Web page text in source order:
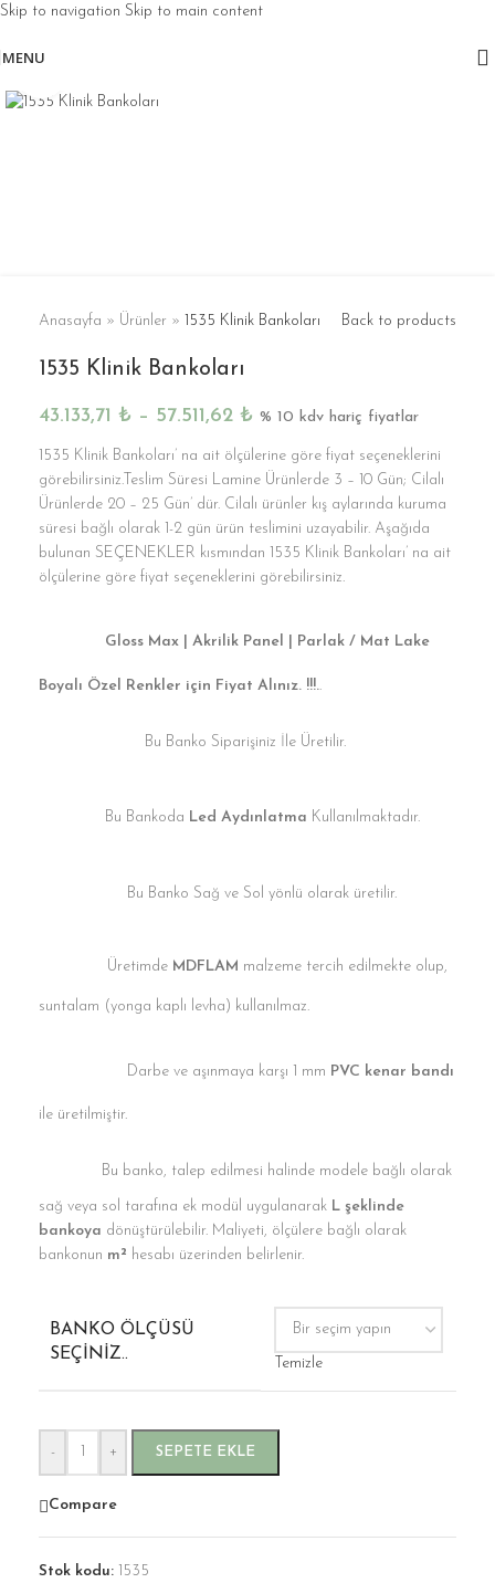
Skip to navigation Skip to main content
MENU
Anasayfa » Ürünler » 1535 Klinik Bankoları Back to products
1535 Klinik Bankoları
43.133,71 ₺ – 57.511,62 ₺ % 10 kdv hariç fiyatlar
1535 Klinik Bankoları’ na ait ölçülerine göre fiyat seçeneklerini
görebilirsiniz.Teslim Süresi Lamine Ürünlerde 3 – 10 Gün; Cilalı
Ürünlerde 20 – 25 Gün’ dür. Cilalı ürünler kış aylarında kuruma
süresi bağlı olarak 1-2 gün ürün teslimini uzayabilir. Aşağıda
bulunan SEÇENEKLER kısmından 1535 Klinik Bankoları’ na ait
ölçülerine göre fiyat seçeneklerini görebilirsiniz.
Gloss Max | Akrilik Panel | Parlak / Mat Lake
Boyalı Özel Renkler için Fiyat Alınız. !!!..
Bu Banko Siparişiniz İle Üretilir.
Bu Bankoda Led Aydınlatma Kullanılmaktadır.
Bu Banko Sağ ve Sol yönlü olarak üretilir.
Üretimde MDFLAM malzeme tercih edilmekte olup,
suntalam (yonga kaplı levha) kullanılmaz.
Darbe ve aşınmaya karşı 1 mm PVC kenar bandı
ile üretilmiştir.
Bu banko, talep edilmesi halinde modele bağlı olarak
sağ veya sol tarafına ek modül uygulanarak L şeklinde
bankoya dönüştürülebilir. Maliyeti, ölçülere bağlı olarak
bankonun m² hesabı üzerinden belirlenir.
BANKO ÖLÇÜSÜ
SEÇINIZ..
Temizle
- + SEPETE EKLE
Compare
Stok kodu:
1535